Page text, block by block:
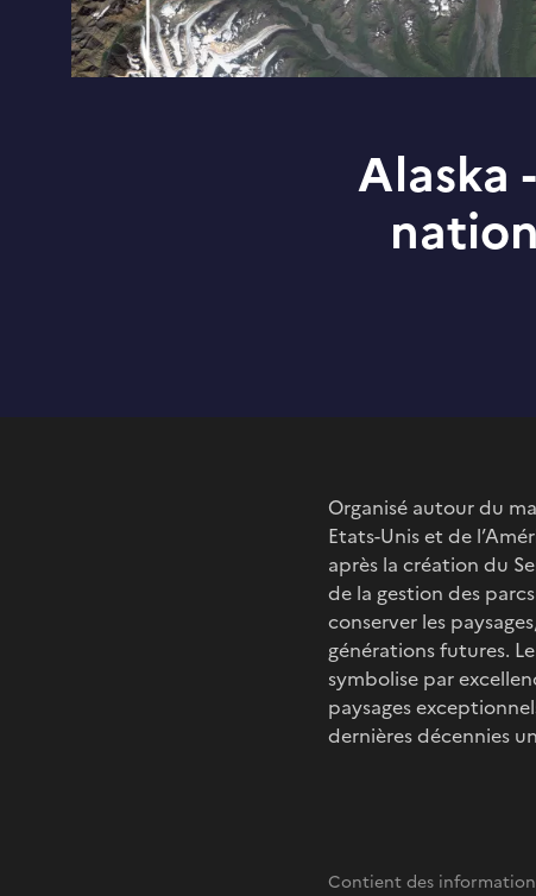
Alaska
Organisé autour du
Etats-Unis et de
après la création du
de la gestion des
conserver les
générations futures.
symbolise par
paysages
dernières décennies
Contient des